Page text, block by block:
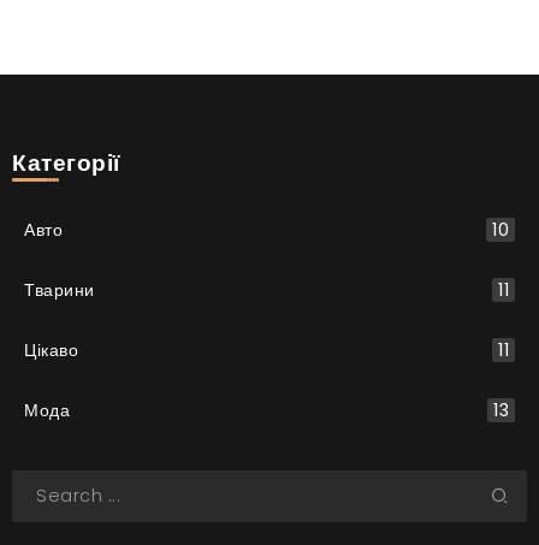
Категорії
Авто 10
Тварини 11
Цікаво 11
Мода 13